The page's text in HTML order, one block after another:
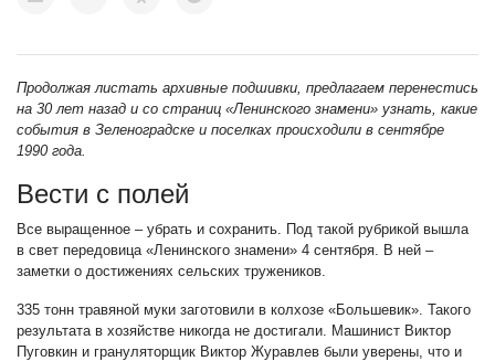
Продолжая листать архивные подшивки, предлагаем перенестись
на 30 лет назад и со страниц «Ленинского знамени» узнать, какие
события в Зеленоградске и поселках происходили в сентябре
1990 года.
Вести с полей
Все выращенное – убрать и сохранить. Под такой рубрикой вышла
в свет передовица «Ленинского знамени» 4 сентября. В ней –
заметки о достижениях сельских тружеников.
335 тонн травяной муки заготовили в колхозе «Большевик». Такого
результата в хозяйстве никогда не достигали. Машинист Виктор
Пуговкин и грануляторщик Виктор Журавлев были уверены, что и